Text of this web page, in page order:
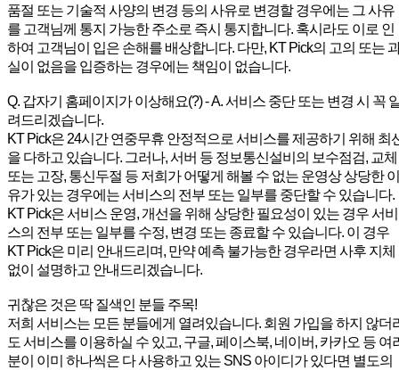
품절 또는 기술적 사양의 변경 등의 사유로 변경할 경우에는 그 사유
를 고객님께 통지 가능한 주소로 즉시 통지합니다. 혹시라도 이로 인
하여 고객님이 입은 손해를 배상합니다. 다만, KT Pick의 고의 또는
실이 없음을 입증하는 경우에는 책임이 없습니다.
Q. 갑자기 홈페이지가 이상해요(?) - A. 서비스 중단 또는 변경 시 꼭
려드리겠습니다.
KT Pick은 24시간 연중무휴 안정적으로 서비스를 제공하기 위해 최
을 다하고 있습니다. 그러나, 서버 등 정보통신설비의 보수점검, 교체
또는 고장, 통신두절 등 저희가 어떻게 해볼 수 없는 운영상 상당한 이
유가 있는 경우에는 서비스의 전부 또는 일부를 중단할 수 있습니다.
KT Pick은 서비스 운영, 개선을 위해 상당한 필요성이 있는 경우 서비
스의 전부 또는 일부를 수정, 변경 또는 종료할 수 있습니다. 이 경우
KT Pick은 미리 안내드리며, 만약 예측 불가능한 경우라면 사후 지체
없이 설명하고 안내드리겠습니다.
귀찮은 것은 딱 질색인 분들 주목!
저희 서비스는 모든 분들에게 열려있습니다. 회원 가입을 하지 않더
도 서비스를 이용하실 수 있고, 구글, 페이스북, 네이버, 카카오 등 여
분이 이미 하나씩은 다 사용하고 있는 SNS 아이디가 있다면 별도의